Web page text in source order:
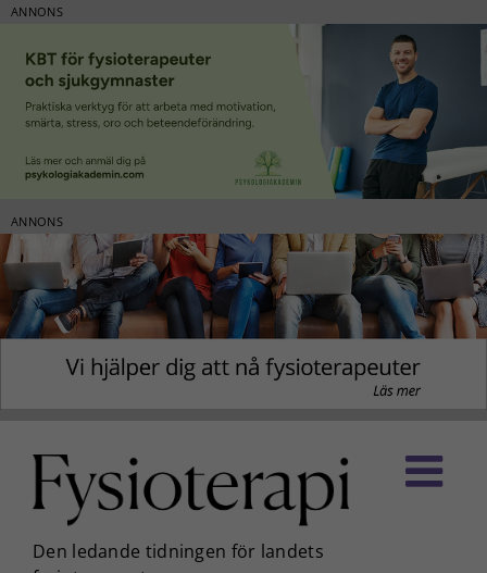
ANNONS
ANNONS
innehållet